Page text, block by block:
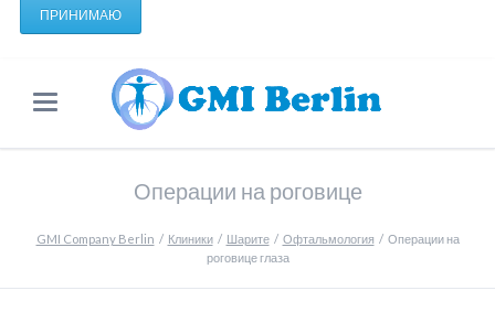
ПРИНИМАЮ
Операции на роговице
GMI Company Berlin Клиники Шарите Офтальмология
Операции на
роговице глаза